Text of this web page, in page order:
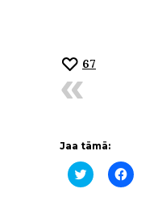
67
Jaa tämä:
Jaa Jaa